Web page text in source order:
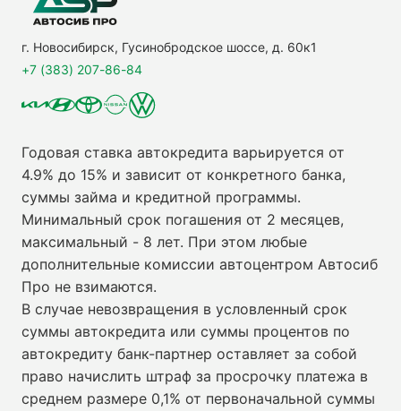
г. Новосибирск, Гусинобродское шоссе, д. 60к1
+7 (383) 207-86-84
Годовая ставка автокредита варьируется от
4.9% до 15% и зависит от конкретного банка,
суммы займа и кредитной программы.
Минимальный срок погашения от 2 месяцев,
максимальный - 8 лет. При этом любые
дополнительные комиссии автоцентром Автосиб
Про не взимаются.
В случае невозвращения в условленный срок
суммы автокредита или суммы процентов по
автокредиту банк-партнер оставляет за собой
право начислить штраф за просрочку платежа в
среднем размере 0,1% от первоначальной суммы